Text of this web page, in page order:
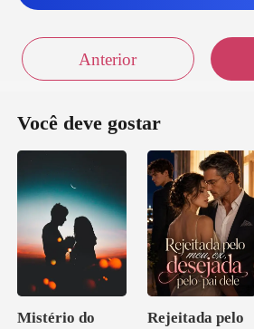
Anterior
Você deve gostar
Mistério do
Rejeitada pelo